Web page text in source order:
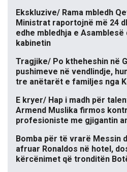
Ekskluzive/ Rama mbledh
Ministrat raportojnë më 24
edhe mbledhja e
kabinetin
Tragjike/ Po ktheheshin në
pushimeve në vendlindje,
tre anëtarët e familjes nga
E kryer/ Hap i madh për
Armend Muslika firmos
profesioniste me gjigantin
Bomba për të vrarë Messin
afruar Ronaldos në hotel,
kërcënimet që tronditën